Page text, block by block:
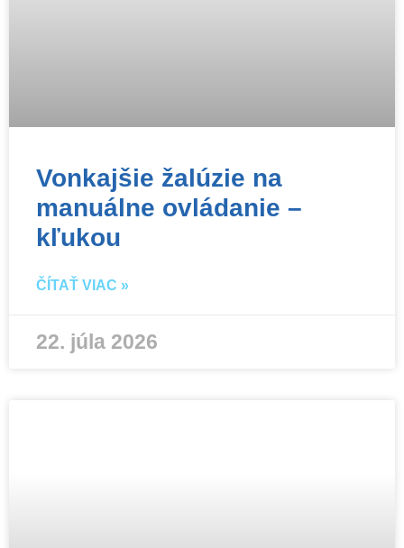
Vonkajšie žalúzie na
manuálne ovládanie –
kľukou
ČÍTAŤ VIAC »
22. júla 2026